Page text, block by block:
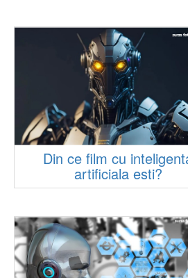
Din ce film cu
artificiala esti?